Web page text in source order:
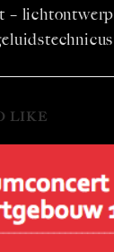
– lichtontwerp
LIKE